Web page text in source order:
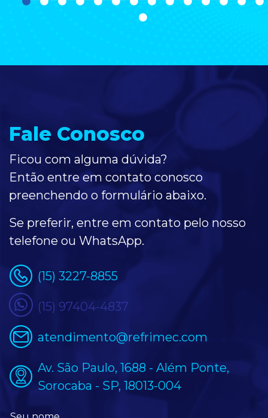
Fale Conosco
Ficou com alguma dúvida?
Então entre em contato conosco
preenchendo o formulário abaixo.
Se preferir, entre em contato pelo nosso
telefone ou WhatsApp.
(15) 3227-8855
(15) 97404-4837
atendimento@refrimec.com
Av. São Paulo, 1688 - Além Ponte,
Sorocaba - SP, 18013-004